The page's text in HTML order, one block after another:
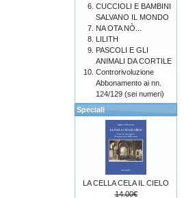
CUCCIOLI E BAMBINI
SALVANO IL MONDO
NA OTA NÒ...
LILITH
PASCOLI E GLI
ANIMALI DA CORTILE
Controrivoluzione
Abbonamento ai nn.
124/129 (sei numeri)
Speciali
LA CELLA CELA IL CIELO
14.00€